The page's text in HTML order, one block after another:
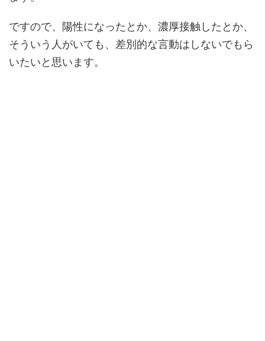
ですので、陽性になったとか、濃厚接触したとか、
そういう人がいても、差別的な言動はしないでもら
いたいと思います。